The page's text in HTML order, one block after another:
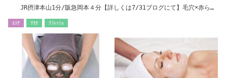
JR摂津本山1分/阪急岡本４分【詳しくは7/31ブログにて】毛穴×赤ら顔
ｴｽﾃ ﾘﾗｸ ﾘﾌﾚｯｼｭ